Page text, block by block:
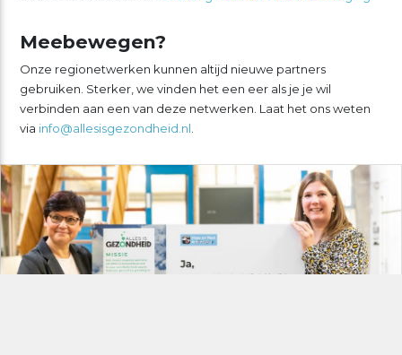
Meebewegen?
Onze regionetwerken kunnen altijd nieuwe partners
gebruiken. Sterker, we vinden het een eer als je je wil
verbinden aan een van deze netwerken. Laat het ons weten
via info@allesisgezondheid.nl